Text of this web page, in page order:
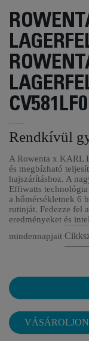
CV581LF0
Rendkívül
A Rowenta x KARL
és megbízható
hajszárításhoz. A
Effiwatts technológia
a hőmérsékletnek 6
rutinját. Fedezze fel
eredményeket és
mindennapjait